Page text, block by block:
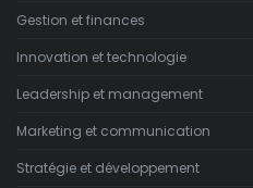
Gestion et finances
Innovation et technologie
Leadership et management
Marketing et communication
Stratégie et développement